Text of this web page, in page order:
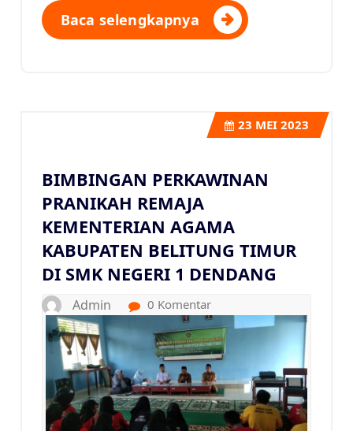
Baca selengkapnya
BIMBINGAN PERKAWINAN
PRANIKAH REMAJA
KEMENTERIAN AGAMA
KABUPATEN BELITUNG TIMUR
DI SMK NEGERI 1 DENDANG
23 MEI 2023
Admin 0 Komentar